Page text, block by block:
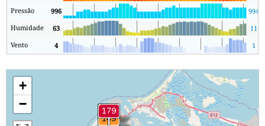
Pressão 996 994
Humidade
63 11
Vento
4 1
+
−